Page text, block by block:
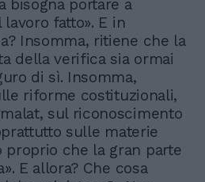
bisogna portare a
fatto». E in
Insomma, ritiene che la
della verifica sia ormai
di sì. Insomma,
riforme costituzionali,
sul riconoscimento
sulle materie
proprio che la gran parte
E allora? Che cosa